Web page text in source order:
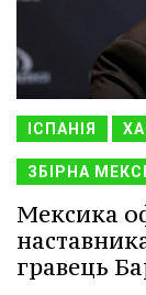
ІСПАНІЯ
ЗБІРНА
Мексика
гравець